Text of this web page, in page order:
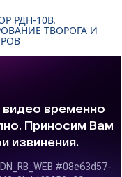
РДН-10В.
ТВОРОГА И